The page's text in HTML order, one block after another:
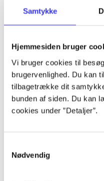
Samtykke
Hjemmesiden bruger
Vi bruger cookies til
brugervenlighed. Du kan
tilbagetrække dit
bunden af siden. Du kan
cookies under ”Detaljer”.
Nødvendig
Artikler
...
...
...